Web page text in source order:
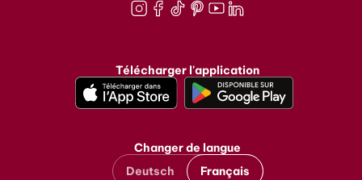
Télécharger l'application
Changer de langue
Deutsch
Français